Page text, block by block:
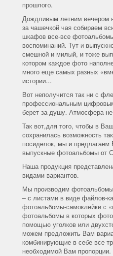
прошлого.
Дождливым летним вечером
за чашечкой чая собираем
шкафов все-все
воспоминаний. Тут и
смешной и милый, и тоже
котором каждое фото
много еще самых разных
истории...
Вот неполучится так ни с
профессиональным
берет за душу. Атмосфера
Так вот,для того, чтобы в
сохранилась возможность
посиделок, мы и
выпускные фотоальбомы от
Наша продукция
видами вариантов.
Мы производим фотоальбомы
– с листами в виде файлов-
фотоальбомы-самоклейки с
фотоальбомы в которых
помощью уголков или
можем предложить Вам
комбинирующие в себе все
необходимой Вам пропорции.